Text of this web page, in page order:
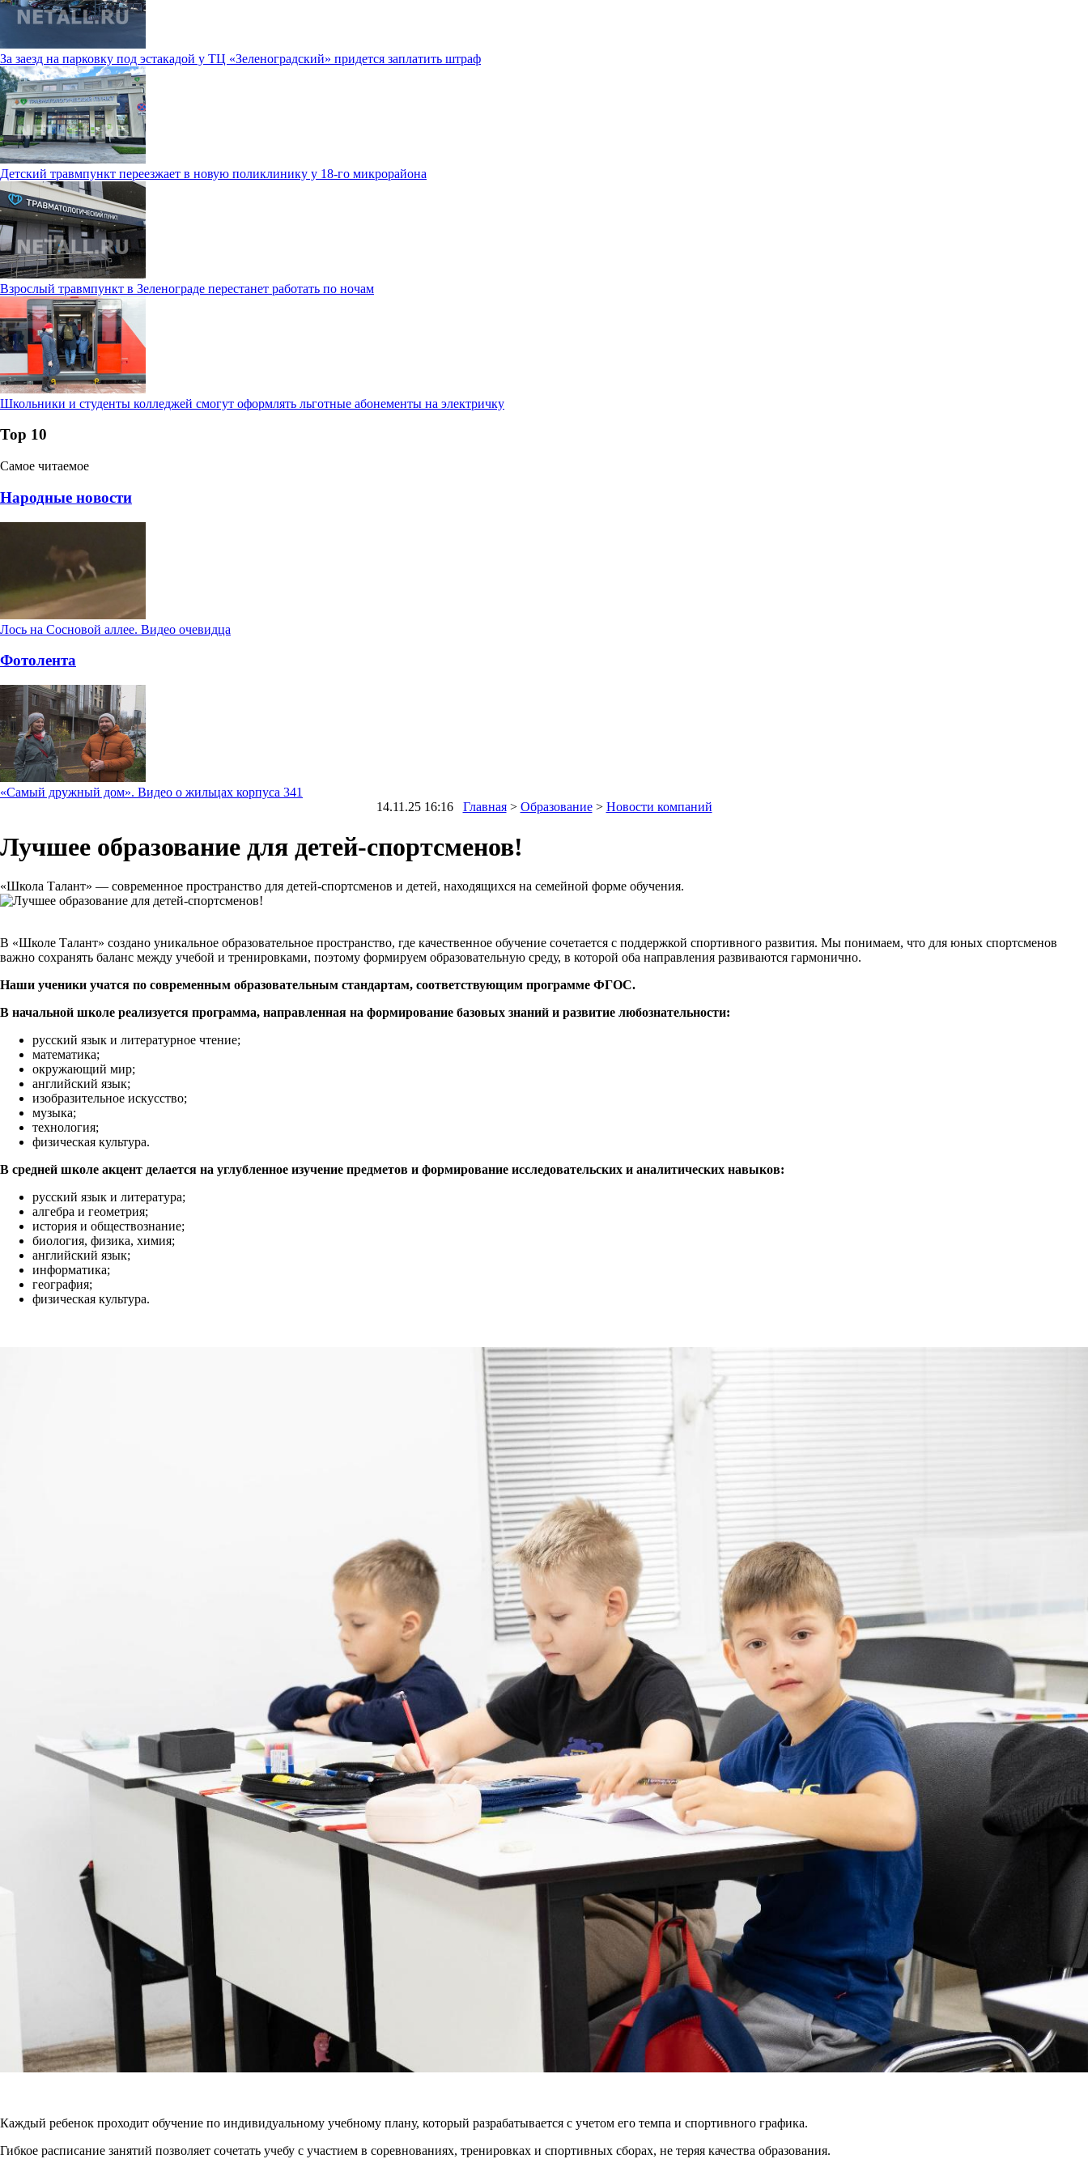
За заезд на парковку под эстакадой у ТЦ «Зеленоградский» придется заплатить штраф
Детский травмпункт переезжает в новую поликлинику у 18-го микрорайона
Взрослый травмпункт в Зеленограде перестанет работать по ночам
Школьники и студенты колледжей смогут оформлять льготные абонементы на электричку
Тор 10
Самое читаемое
Народные новости
Лось на Сосновой аллее. Видео очевидца
Фотолента
«Самый дружный дом». Видео о жильцах корпуса 341
14.11.25 16:16 Главная> Образование> Новости компаний
Лучшее образование для детей-спортсменов!
«Школа Талант» — современное пространство для детей-спортсменов и детей, находящихся на семейной форме обучения.
В «Школе Талант» создано уникальное образовательное пространство, где качественное обучение сочетается с поддержкой спортивного развития. Мы понимаем, что для юных спортсменов
важно сохранять баланс между учебой и тренировками, поэтому формируем образовательную среду, в которой оба направления развиваются гармонично.
Наши ученики учатся по современным образовательным стандартам, соответствующим программе ФГОС.
В начальной школе реализуется программа, направленная на формирование базовых знаний и развитие любознательности:
русский язык и литературное чтение;
математика;
окружающий мир;
английский язык;
изобразительное искусство;
музыка;
технология;
физическая культура.
В средней школе акцент делается на углубленное изучение предметов и формирование исследовательских и аналитических навыков:
русский язык и литература;
алгебра и геометрия;
история и обществознание;
биология, физика, химия;
английский язык;
информатика;
география;
физическая культура.
Каждый ребенок проходит обучение по индивидуальному учебному плану, который разрабатывается с учетом его темпа и спортивного графика.
Гибкое расписание занятий позволяет сочетать учебу с участием в соревнованиях, тренировках и спортивных сборах, не теряя качества образования.